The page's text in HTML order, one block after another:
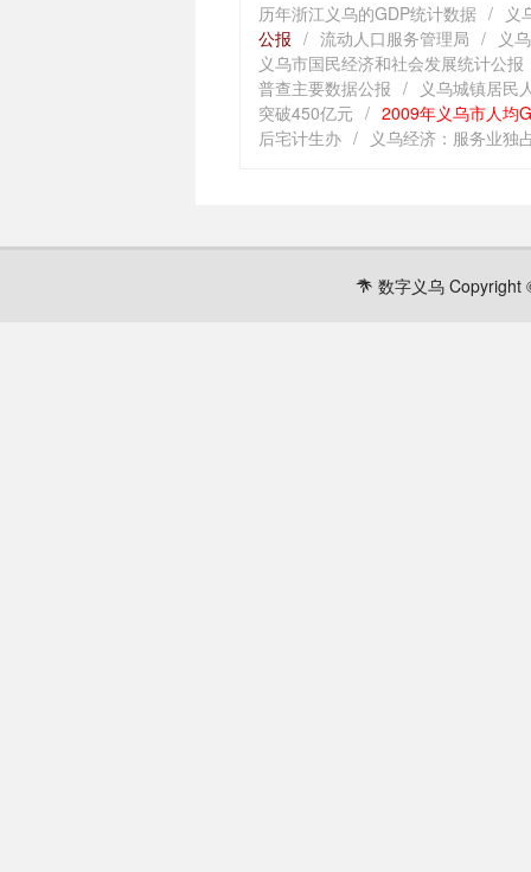
历年浙江义乌的GDP统计数据 /
义
公报 / 流动人口服务管理局 /
义
义乌市国民经济和社会发展统计公报
普查主要数据公报 /
义乌城镇居民
突破450亿元 / 2009年义乌市人均
后宅计生办 / 义乌经济：服务业独
数字义乌